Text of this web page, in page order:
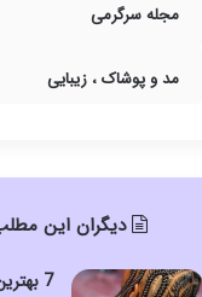
مجله سرگرمی
مد و پوشاک ، زیبایی
دیگران این
7